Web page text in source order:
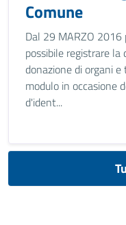
Comune
Dal 29 MARZO 2016
possibile registrare
donazione di organi
modulo in occasione
d'ident...